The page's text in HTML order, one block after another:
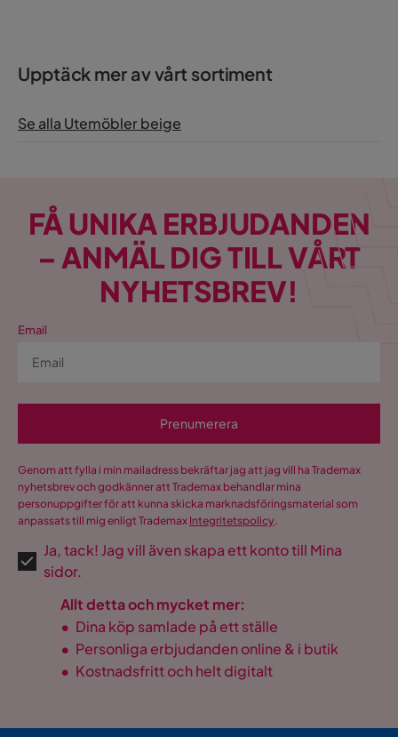
Form Bord Rund
Upptäck mer av vårt sortiment
Se alla Utemöbler beige
FÅ UNIKA ERBJUDANDEN
– ANMÄL DIG TILL VÅRT
NYHETSBREV!
Email
Prenumerera
Genom att fylla i min mailadress bekräftar jag att jag vill ha Trademax
nyhetsbrev och godkänner att Trademax behandlar mina
personuppgifter för att kunna skicka marknadsföringsmaterial som
anpassats till mig enligt Trademax Integritetspolicy.
Ja, tack! Jag vill även skapa ett konto till Mina
sidor.
Allt detta och mycket mer:
• Dina köp samlade på ett ställe
• Personliga erbjudanden online & i butik
• Kostnadsfritt och helt digitalt